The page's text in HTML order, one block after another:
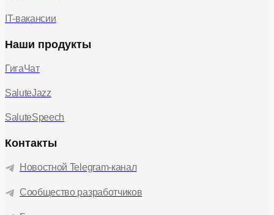
IT-вакансии
Наши продукты
ГигаЧат
SaluteJazz
SaluteSpeech
Контакты
Новостной Telegram-канал
Сообщество разработчиков